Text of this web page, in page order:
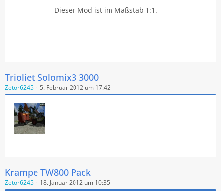
Dieser Mod ist im Maßstab 1:1.
Trioliet Solomix3 3000
Zetor6245 5. Februar 2012 um 17:42
Krampe TW800 Pack
Zetor6245 18. Januar 2012 um 10:35